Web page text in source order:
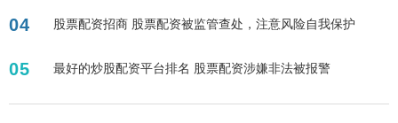
04 股票配资招商 股票配资被监管查处，注意风险自我保护
05 最好的炒股配资平台排名 股票配资涉嫌非法被报警